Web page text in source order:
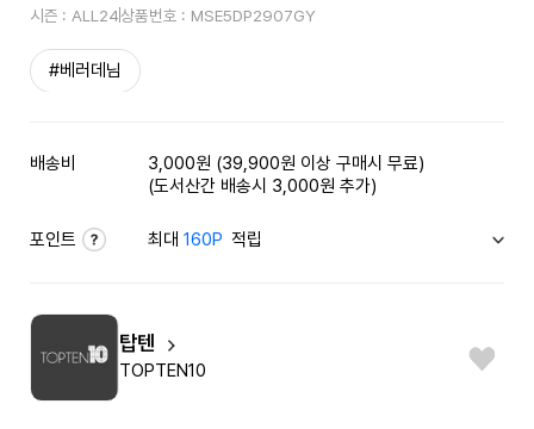
시즌 : ALL24상품번호 : MSE5DP2907GY
#베러데님
배송비
3,000원 (39,900원 이상 구매시 무료)
(도서산간 배송시 3,000원 추가)
포인트 최대160P 적립
탑텐
TOPTEN10